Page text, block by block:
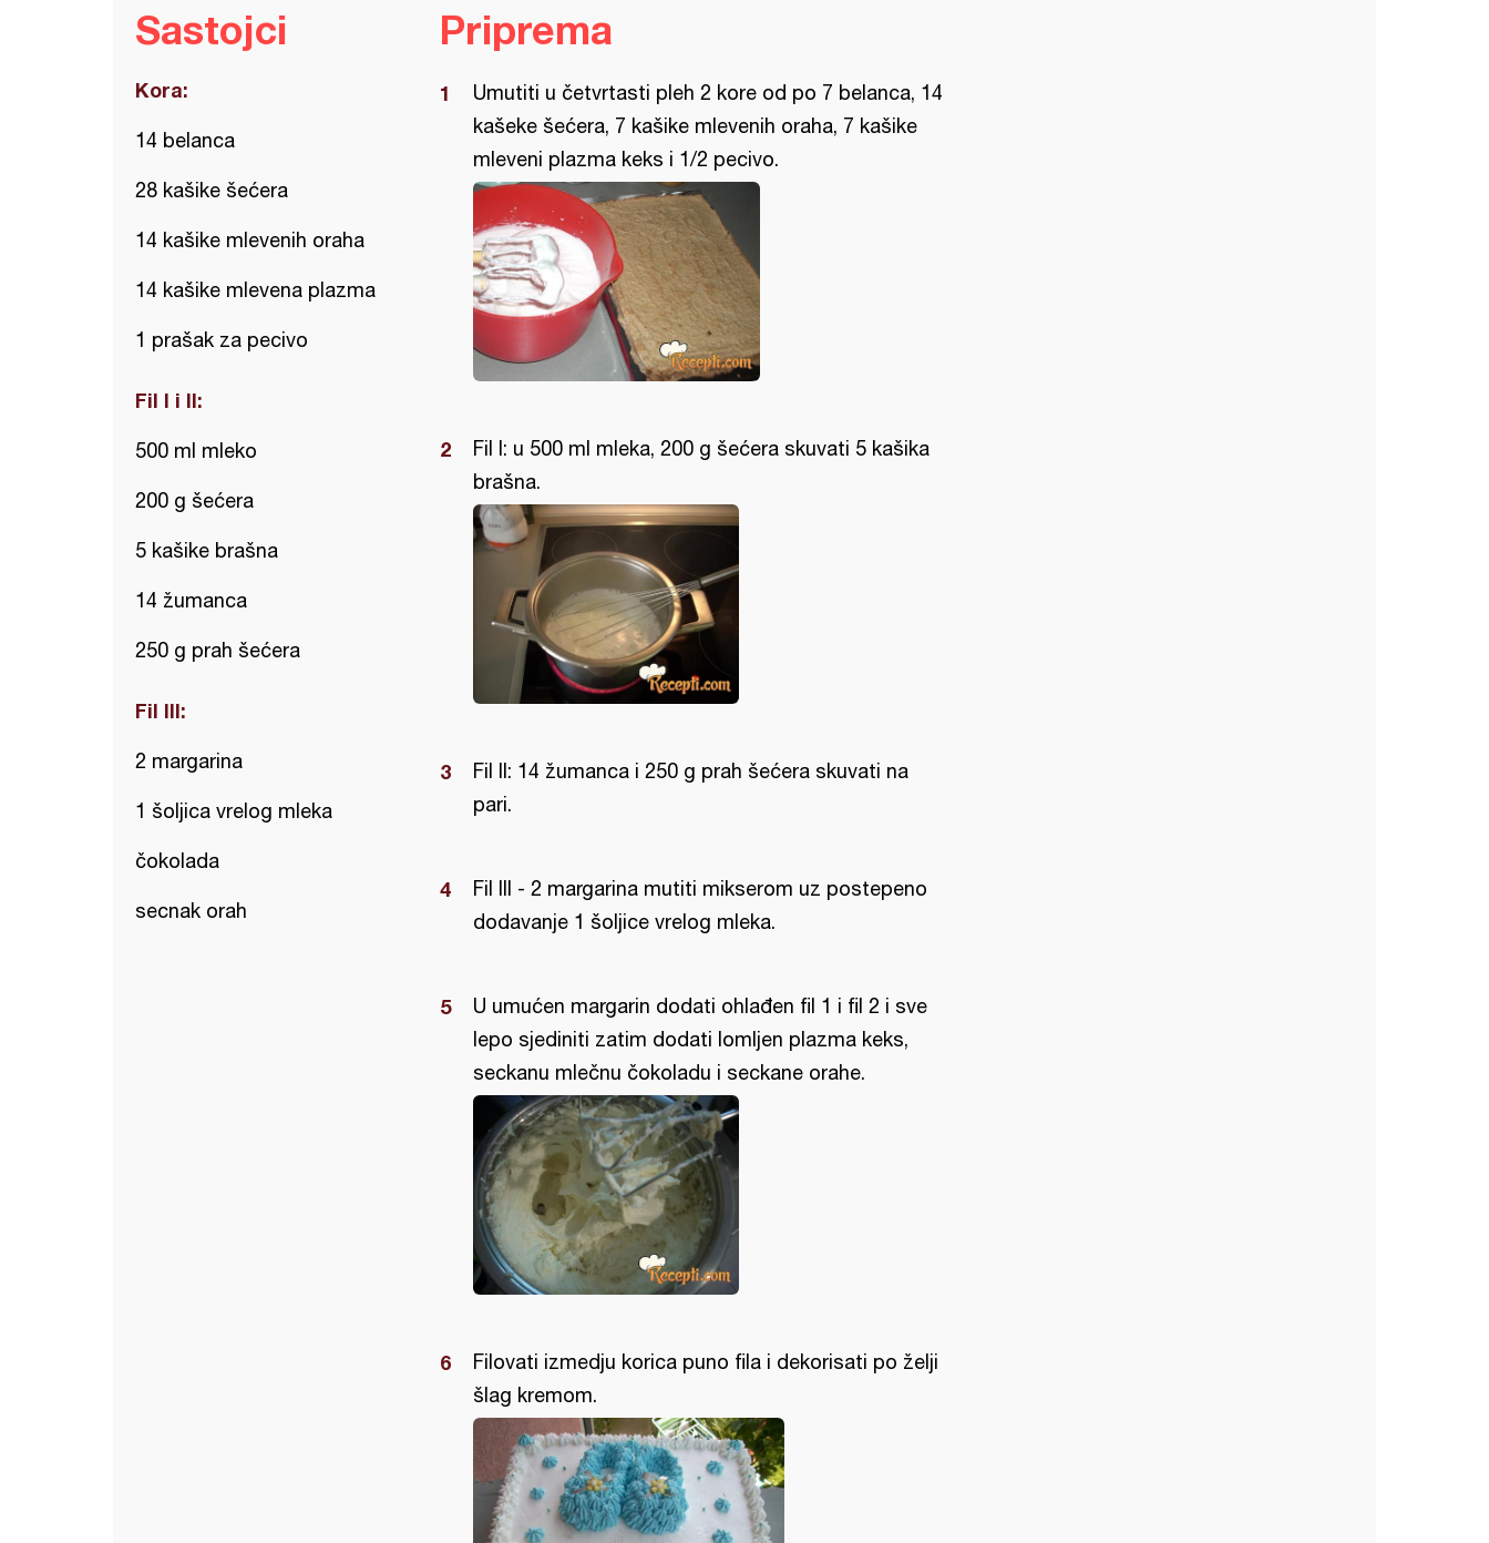
Sastojci
Kora:
14 belanca
28 kašike šećera
14 kašike mlevenih oraha
14 kašike mlevena plazma
1 prašak za pecivo
Fil I i II:
500 ml mleko
200 g šećera
5 kašike brašna
14 žumanca
250 g prah šećera
Fil III:
2 margarina
1 šoljica vrelog mleka
čokolada
secnak orah
Priprema
Umutiti u četvrtasti pleh 2 kore od po 7 belanca, 14
kašeke šećera, 7 kašike mlevenih oraha, 7 kašike
mleveni plazma keks i 1/2 pecivo.
Fil I: u 500 ml mleka, 200 g šećera skuvati 5 kašika
brašna.
Fil II: 14 žumanca i 250 g prah šećera skuvati na
pari.
Fil III - 2 margarina mutiti mikserom uz postepeno
dodavanje 1 šoljice vrelog mleka.
U umućen margarin dodati ohlađen fil 1 i fil 2 i sve
lepo sjediniti zatim dodati lomljen plazma keks,
seckanu mlečnu čokoladu i seckane orahe.
Filovati izmedju korica puno fila i dekorisati po želji
šlag kremom.